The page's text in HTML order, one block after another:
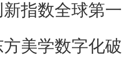
新指数全球第
方美学数字化